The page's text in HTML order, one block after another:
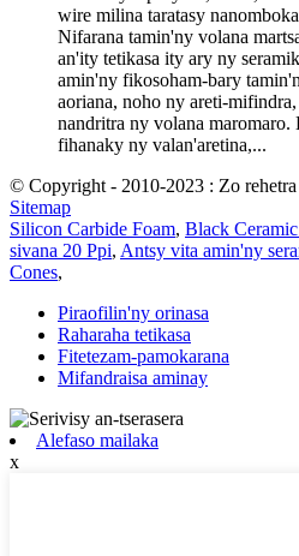
wire milina taratasy
Nifarana tamin'ny volana
an'ity tetikasa ity ary ny
amin'ny fikosoham-bary
aoriana, noho ny areti-
nandritra ny volana
fihanaky ny valan'aretina,...
© Copyright - 2010-2023 : Zo rehetra
Sitemap
Silicon Carbide Foam, Black
sivana 20 Ppi, Antsy vita amin'ny
Cones,
Piraofilin'ny orinasa
Raharaha tetikasa
Fitetezam-pamokarana
Mifandraisa aminay
Alefaso mailaka
x